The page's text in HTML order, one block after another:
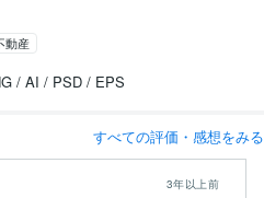
動産
/ AI / PSD / EPS
すべての評価・感想をみる
3年以上前